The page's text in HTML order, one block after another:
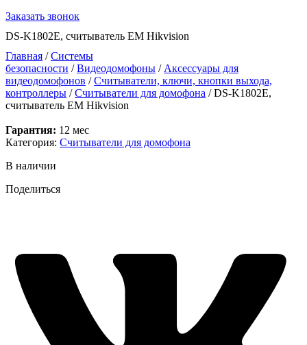
Заказать звонок
DS-K1802E, считыватель EM Hikvision
Главная /Системы
безопасности /Видеодомофоны / Аксессуары для
видеодомофонов /Считыватели, ключи, кнопки выхода,
контроллеры /Считыватели для домофона / DS-K1802E,
считыватель EM Hikvision
Гарантия: 12 мес
Категория: Считыватели для домофона
В наличии
Поделиться